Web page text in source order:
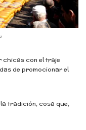
chicas con el traje
de promocionar el
tradición, cosa que,